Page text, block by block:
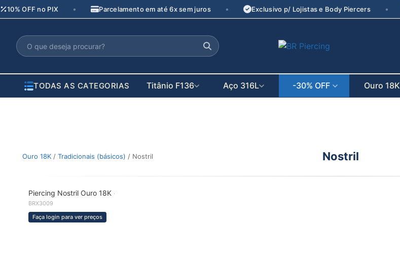
Pular
para
conteúdo
10% OFF no PIX • Parcelamento em até 6x sem juros • Exclusivo p/ Lojistas e Body Piercers •
de crescimento
TODAS AS CATEGORIAS Titânio F136 Aço 316L -30% OFF Ouro 18K
Ouro 18K / Tradicionais (básicos) / Nostril Nostril
COMPRAR RÁPIDO
Piercing Nostril Ouro 18K ·
BRX3009
Faça login para ver preços